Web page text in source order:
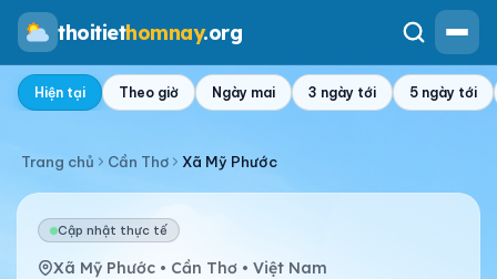
thoitiethomnay.org
Hiện tại Theo giờ Ngày mai 3 ngày tới 5 ngày tới
Trang chủ Cần Thơ Xã Mỹ Phước
Cập nhật thực tế
Xã Mỹ Phước • Cần Thơ • Việt Nam